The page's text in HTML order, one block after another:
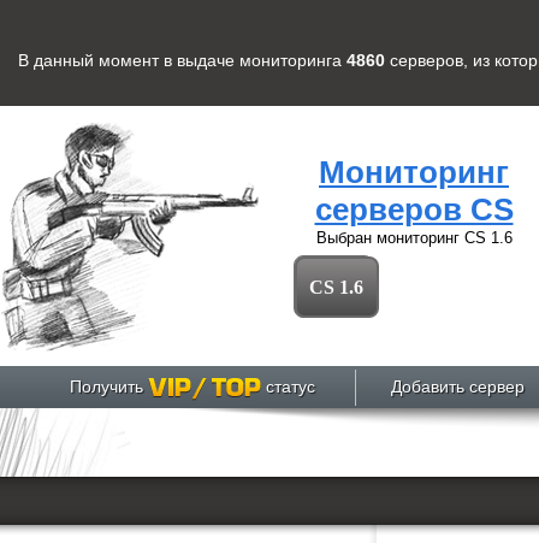
В данный момент в выдаче мониторинга 4860 серверов , из
Мониторинг
серверов CS
Выбран мониторинг CS 1.6
CS 1.6
Получить статус Добавить сервер